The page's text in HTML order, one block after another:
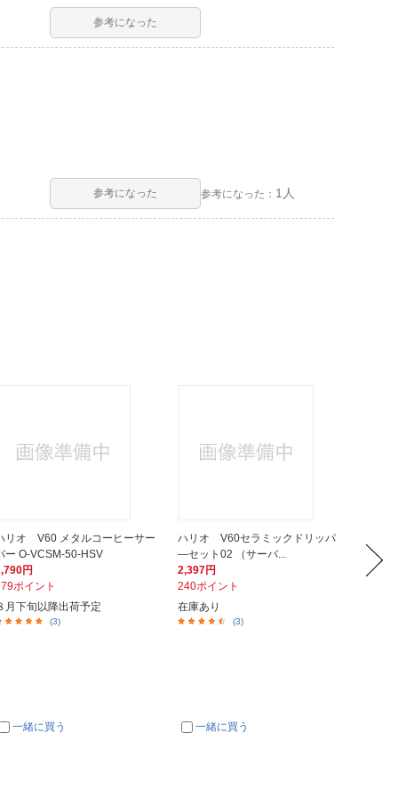
参考になった
参考になった 参考になった： 1人
リオ V60 メタルコーヒーサー
ー O-VCSM-50-HSV
円
ポイント
月下旬以降出荷予定
(3)
一緒に買う
ハリオ V60セラミックドリッパ
―セット02 （サーバ...
2,397円
240ポイント
在庫あり
(3)
一緒に買う
ヒー
859円